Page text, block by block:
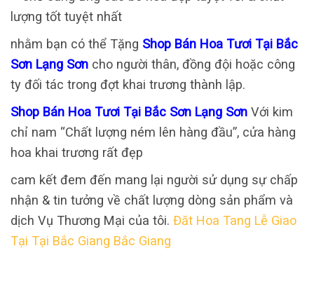
lượng tốt tuyệt nhất
nhằm bạn có thể Tặng Shop Bán Hoa Tươi Tại Bắc
Sơn Lạng Sơn cho người thân, đồng đội hoặc công
ty đối tác trong đợt khai trương thành lập.
Shop Bán Hoa Tươi Tại Bắc Sơn Lạng Sơn Với kim
chỉ nam “Chất lượng ném lên hàng đầu”, cửa hàng
hoa khai trương rất đẹp
cam kết đem đến mang lại người sử dụng sự chấp
nhận & tin tưởng về chất lượng dòng sản phẩm và
dịch Vụ Thương Mại của tôi. Đăt Hoa Tang Lễ Giao
Tại Tại Bắc Giang Bắc Giang